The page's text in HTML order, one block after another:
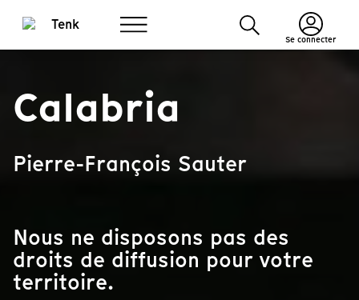
Se connecter
Calabria
Pierre-François Sauter
Nous ne disposons pas des
droits de diffusion pour votre
territoire.